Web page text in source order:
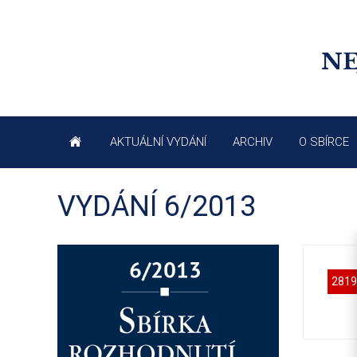
AKTUÁLNÍ VYDÁNÍ ARCHIV O SBÍRCE
VYDÁNÍ 6/2013